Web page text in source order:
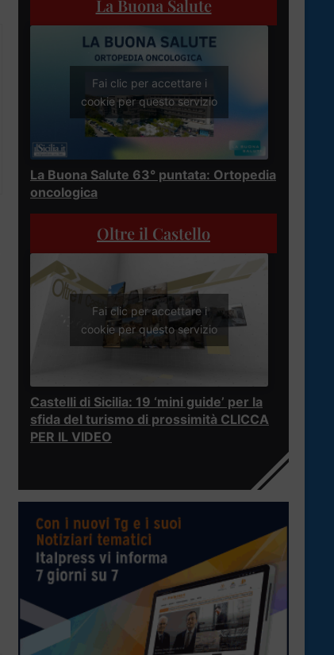
La Buona Salute
Fai clic per accettare i
cookie per questo servizio
La Buona Salute 63° puntata: Ortopedia
oncologica
Oltre il Castello
Fai clic per accettare i
cookie per questo servizio
Castelli di Sicilia: 19 ‘mini guide’ per la
sfida del turismo di prossimità CLICCA
PER IL VIDEO